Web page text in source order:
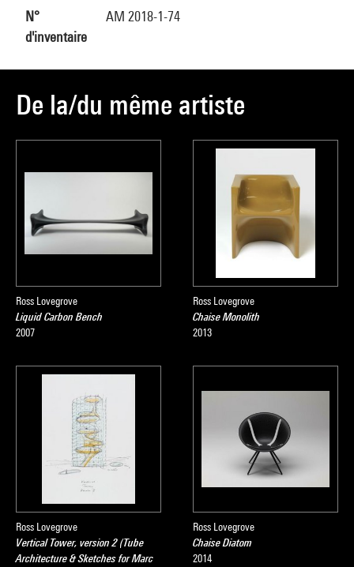
N°
d'inventaire
AM 2018-1-74
De la/du même artiste
Ross Lovegrove
Liquid Carbon Bench
2007
Ross Lovegrove
Chaise Monolith
2013
Ross Lovegrove
Vertical Tower, version 2 (Tube
Architecture & Sketches for Marc
Ross Lovegrove
Chaise Diatom
2014